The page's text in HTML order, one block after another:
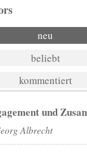
neu
beliebt
kommentiert
und
Albrecht